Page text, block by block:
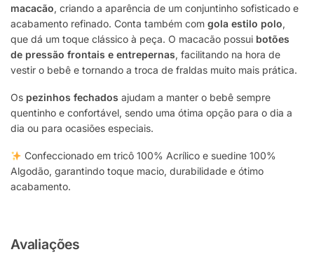
macacão, criando a aparência de um conjuntinho sofisticado e
acabamento refinado. Conta também com gola estilo polo,
que dá um toque clássico à peça. O macacão possui botões
de pressão frontais e entrepernas, facilitando na hora de
vestir o bebê e tornando a troca de fraldas muito mais prática.
Os pezinhos fechados ajudam a manter o bebê sempre
quentinho e confortável, sendo uma ótima opção para o dia a
dia ou para ocasiões especiais.
Confeccionado em tricô 100% Acrílico e suedine 100%
Algodão, garantindo toque macio, durabilidade e ótimo
acabamento.
Avaliações